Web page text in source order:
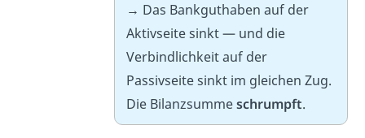
→ Das Bankguthaben auf der
Aktivseite sinkt — und die
Verbindlichkeit auf der
Passivseite sinkt im gleichen Zug.
Die Bilanzsummeschrumpft.